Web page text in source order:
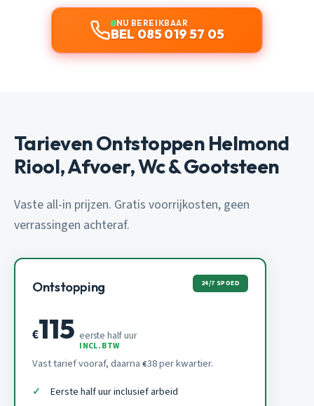
NU BEREIKBAAR
BEL 085 019 57 05
Tarieven Ontstoppen Helmond
Riool, Afvoer, Wc & Gootsteen
Vaste all-in prijzen. Gratis voorrijkosten, geen
verrassingen achteraf.
Ontstopping 24/7 SPOED
€115 eerste half uur
INCL. BTW
Vast tarief vooraf, daarna €38 per kwartier.
Eerste half uur inclusief arbeid